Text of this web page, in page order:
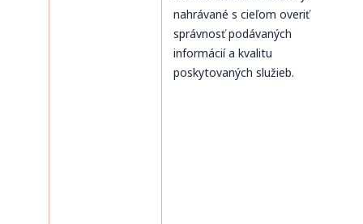
nahrávané s cieľom overiť
správnosť podávaných
informácií a kvalitu
poskytovaných služieb.